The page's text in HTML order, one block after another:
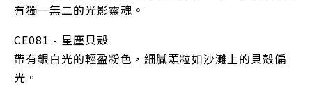
有獨一無二的光影靈魂。
CE081 - 星塵貝殼
帶有銀白光的輕盈粉色，細膩顆粒如沙灘上的貝殼偏
光。